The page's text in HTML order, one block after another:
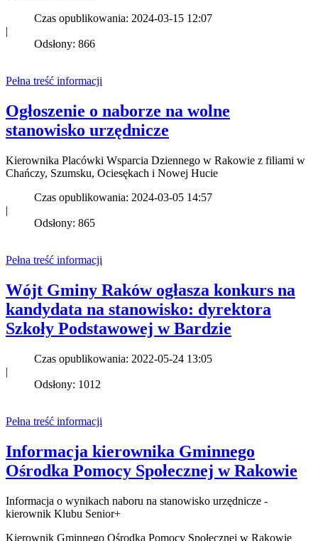
Czas opublikowania: 2024-03-15 12:07
|
Odsłony: 866
Pełna treść informacji
Ogłoszenie o naborze na wolne
stanowisko urzędnicze
Kierownika Placówki Wsparcia Dziennego w Rakowie z filiami w
Chańczy, Szumsku, Ociesękach i Nowej Hucie
Czas opublikowania: 2024-03-05 14:57
|
Odsłony: 865
Pełna treść informacji
Wójt Gminy Raków ogłasza konkurs na
kandydata na stanowisko: dyrektora
Szkoły Podstawowej w Bardzie
Czas opublikowania: 2022-05-24 13:05
|
Odsłony: 1012
Pełna treść informacji
Informacja kierownika Gminnego
Ośrodka Pomocy Społecznej w Rakowie
Informacja o wynikach naboru na stanowisko urzędnicze -
kierownik Klubu Senior+
Kierownik Gminnego Ośrodka Pomocy Społecznej w Rakowie